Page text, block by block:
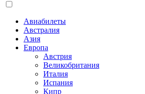
Авиабилеты
Австралия
Азия
Европа
Австрия
Великобритания
Италия
Испания
Кипр